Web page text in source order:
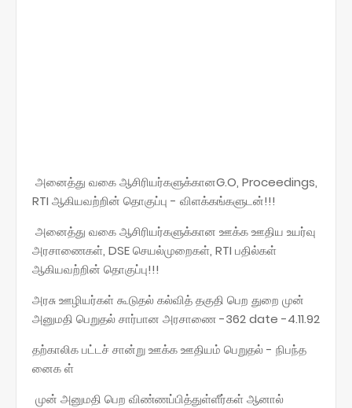
அனைத்து வகை ஆசிரியர்களுக்கானG.O, Proceedings,
RTI ஆகியவற்றின் தொகுப்பு - விளக்கங்களுடன்!!!
அனைத்து வகை ஆசிரியர்களுக்கான ஊக்க ஊதிய உயர்வு
அரசாணைகள், DSE செயல்முறைகள், RTI பதில்கள்
ஆகியவற்றின் தொகுப்பு!!!
அரசு ஊழியர்கள் கூடுதல் கல்வித் தகுதி பெற துறை முன்
அனுமதி பெறுதல் சார்பான அரசாணை -362 date -4.11.92
தற்காலிக பட்டச் சான்று ஊக்க ஊதியம் பெறுதல் - நிபந்த
னைக ள்
முன் அனுமதி பெற விண்ணப்பித்துள்ளீர்கள் ஆனால்